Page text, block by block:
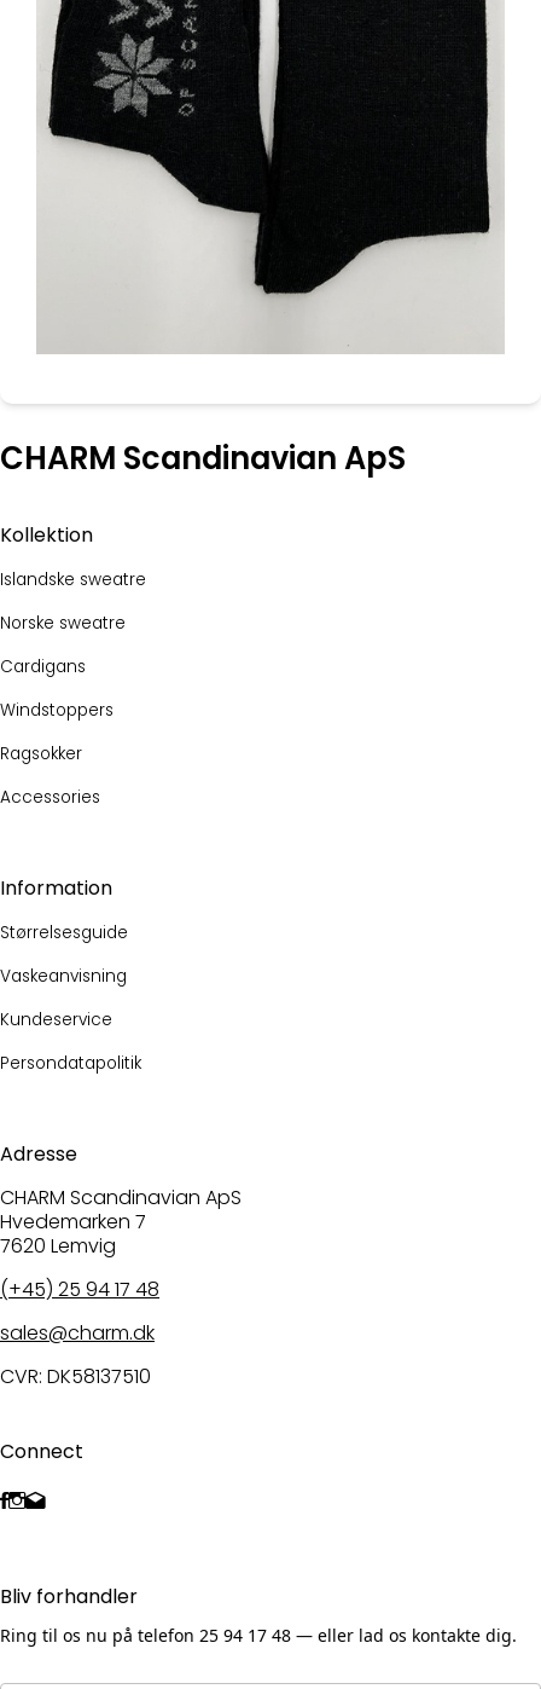
CHARM Scandinavian ApS
Kollektion
Islandske sweatre
Norske sweatre
Cardigans
Windstoppers
Ragsokker
Accessories
Information
Størrelsesguide
Vaskeanvisning
Kundeservice
Persondatapolitik
Adresse
CHARM Scandinavian ApS
Hvedemarken 7
7620 Lemvig
(+45) 25 94 17 48
sales@charm.dk
CVR: DK58137510
Connect
Bliv forhandler
Ring til os nu på telefon 25 94 17 48 — eller lad os kontakte dig.